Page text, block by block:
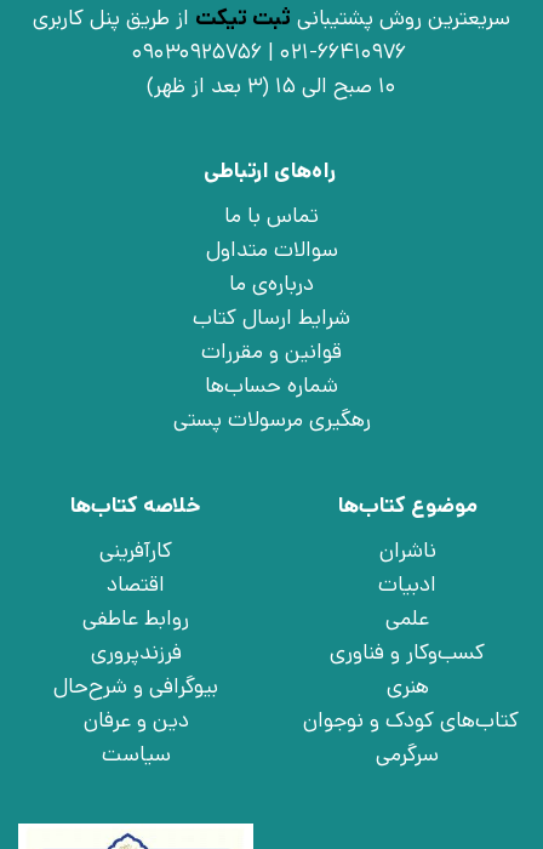
سریعترین روش پشتیبانی ثبت تیکت از طریق پنل کاربری
021-66410976 | 09030925756
10 صبح الی 15 (3 بعد از ظهر)
راه‌های ارتباطی
تماس با ما
سوالات متداول
درباره‌ی ما
شرایط ارسال کتاب
قوانین و مقررات
شماره حساب‌ها
رهگیری مرسولات پستی
موضوع کتاب‌ها
ناشران
ادبیات
علمی
کسب‌وکار و فناوری
هنری
کتاب‌های کودک و نوجوان
سرگرمی
خلاصه کتاب‌ها
کارآفرینی
اقتصاد
روابط عاطفی
فرزندپروری
بیوگرافی و شرح‌حال
دین و عرفان
سیاست